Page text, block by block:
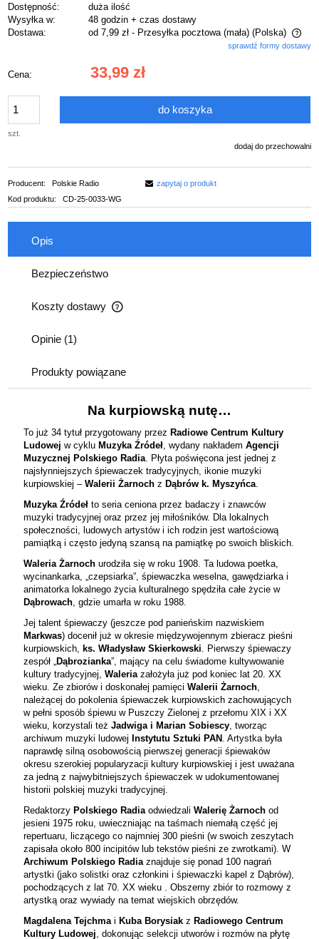
Dostępność:
duża ilość
Wysyłka w:
48 godzin + czas dostawy
Dostawa:
od 7,99 zł - Przesyłka pocztowa (mała) (Polska)
Cena nie zawiera ewentualnych kosztów płatnościsprawdź formy dostawy
Cena: 33,99 zł
szt.
do koszyka
dodaj do przechowalni
Producent:
Polskie Radio
Kod produktu:
CD-25-0033-WG
zapytaj o produkt
Opis
Bezpieczeństwo
Koszty dostawy
Cena nie zawiera ewentualnych kosztów płatności
Opinie (1)
Produkty powiązane
Na kurpiowską nutę…
To już 34 tytuł przygotowany przez Radiowe Centrum Kultury
Ludowej w cyklu Muzyka Źródeł, wydany nakładem Agencji
Muzycznej Polskiego Radia. Płyta poświęcona jest jednej z
najsłynniejszych śpiewaczek tradycyjnych, ikonie muzyki
kurpiowskiej – Walerii Żarnoch z Dąbrów k. Myszyńca.
Muzyka Źródeł to seria ceniona przez badaczy i znawców
muzyki tradycyjnej oraz przez jej miłośników. Dla lokalnych
społeczności, ludowych artystów i ich rodzin jest wartościową
pamiątką i często jedyną szansą na pamiątkę po swoich bliskich.
Waleria Żarnoch urodziła się w roku 1908. Ta ludowa poetka,
wycinankarka, „czepsiarka”, śpiewaczka weselna, gawędziarka i
animatorka lokalnego życia kulturalnego spędziła całe życie w
Dąbrowach, gdzie umarła w roku 1988.
Jej talent śpiewaczy (jeszcze pod panieńskim nazwiskiem
Markwas) docenił już w okresie międzywojennym zbieracz pieśni
kurpiowskich, ks. Władysław Skierkowski. Pierwszy śpiewaczy
zespół „Dąbrozianka”, mający na celu świadome kultywowanie
kultury tradycyjnej, Waleriazałożyła już pod koniec lat 20. XX
wieku. Ze zbiorów i doskonałej pamięci Walerii Żarnoch,
należącej do pokolenia śpiewaczek kurpiowskich zachowujących
w pełni sposób śpiewu w Puszczy Zielonej z przełomu XIX i XX
wieku, korzystali też Jadwiga i Marian Sobiescy, tworząc
archiwum muzyki ludowej Instytutu Sztuki PAN . Artystka była
naprawdę silną osobowością pierwszej generacji śpiewaków
okresu szerokiej popularyzacji kultury kurpiowskiej i jest uważana
za jedną z najwybitniejszych śpiewaczek w udokumentowanej
historii polskiej muzyki tradycyjnej.
Redaktorzy Polskiego Radiaodwiedzali Walerię Żarnoch od
jesieni 1975 roku, uwieczniając na taśmach niemałą część jej
repertuaru, liczącego co najmniej 300 pieśni (w swoich zeszytach
zapisała około 800 incipitów lub tekstów pieśni ze zwrotkami). W
Archiwum Polskiego Radiaznajduje się ponad 100 nagrań
artystki (jako solistki oraz członkini i śpiewaczki kapel z Dąbrów),
pochodzących z lat 70. XX wieku . Obszerny zbiór to rozmowy z
artystką oraz wywiady na temat wiejskich obrzędów.
Magdalena Tejchma i Kuba Borysiak z Radiowego Centrum
Kultury Ludowej, dokonując selekcji utworów i rozmów na płytę